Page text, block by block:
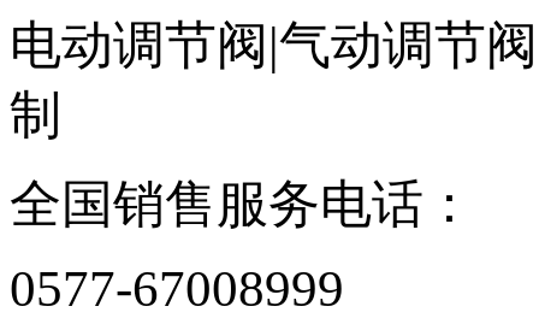
电动调节阀|气动调节
制
全国销售服务电话：
0577-67008999